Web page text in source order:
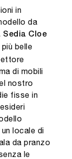
in
da
Sedia Cloe
belle
di mobili
nostro
fisse in
locale di
da pranzo
le